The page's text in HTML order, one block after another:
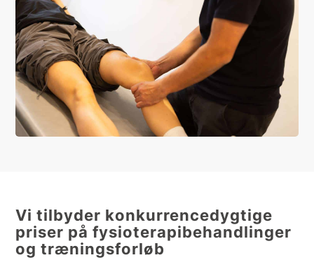
Vi tilbyder konkurrencedygtige
priser på fysioterapibehandlinger
og træningsforløb